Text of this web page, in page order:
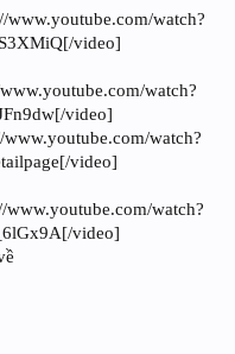
watch?
video]
watch?
video]
watch?
video]
watch?
video]